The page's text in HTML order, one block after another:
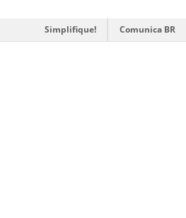
Simplifique! Comunica BR